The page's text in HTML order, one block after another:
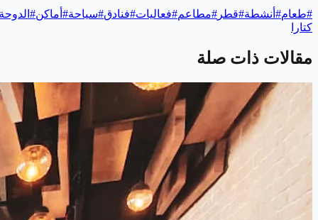
#طعام# أنشطة#قطر #مطاعم#فعاليات#فنادق#سياحة# أماكن#
كتارا
مقالات ذات صلة